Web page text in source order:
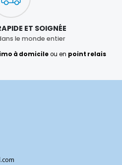
ET SOIGNÉE
le monde entier
à domicileou en point relais